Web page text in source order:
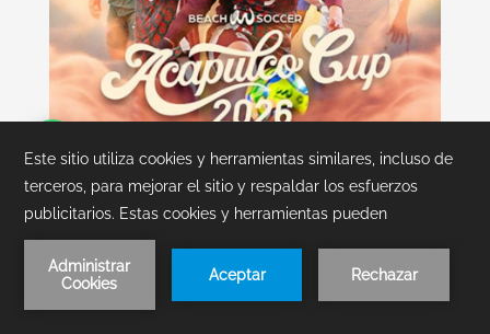
Beach Soccer Cup 2026:
Hospédate y obtén boletos
gratis